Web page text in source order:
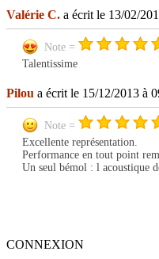
Valérie C. a écrit le 13/02/
Note =
Talentissime
Pilou a écrit le 15/12/2013 à
Note =
Excellente représentation.
Performance en tout point
Un seul bémol : l acoustique
CONNEXION